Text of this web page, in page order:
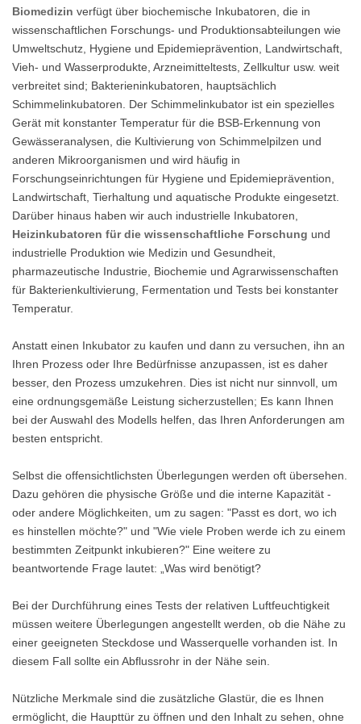
Biomedizin verfügt über biochemische Inkubatoren, die in
wissenschaftlichen Forschungs- und Produktionsabteilungen wie
Umweltschutz, Hygiene und Epidemieprävention, Landwirtschaft,
Vieh- und Wasserprodukte, Arzneimitteltests, Zellkultur usw. weit
verbreitet sind; Bakterieninkubatoren, hauptsächlich
Schimmelinkubatoren. Der Schimmelinkubator ist ein spezielles
Gerät mit konstanter Temperatur für die BSB-Erkennung von
Gewässeranalysen, die Kultivierung von Schimmelpilzen und
anderen Mikroorganismen und wird häufig in
Forschungseinrichtungen für Hygiene und Epidemieprävention,
Landwirtschaft, Tierhaltung und aquatische Produkte eingesetzt.
Darüber hinaus haben wir auch industrielle Inkubatoren,
Heizinkubatoren für die wissenschaftliche Forschung und
industrielle Produktion wie Medizin und Gesundheit,
pharmazeutische Industrie, Biochemie und Agrarwissenschaften
für Bakterienkultivierung, Fermentation und Tests bei konstanter
Temperatur.
Anstatt einen Inkubator zu kaufen und dann zu versuchen, ihn an
Ihren Prozess oder Ihre Bedürfnisse anzupassen, ist es daher
besser, den Prozess umzukehren. Dies ist nicht nur sinnvoll, um
eine ordnungsgemäße Leistung sicherzustellen; Es kann Ihnen
bei der Auswahl des Modells helfen, das Ihren Anforderungen am
besten entspricht.
Selbst die offensichtlichsten Überlegungen werden oft übersehen.
Dazu gehören die physische Größe und die interne Kapazität -
oder andere Möglichkeiten, um zu sagen: "Passt es dort, wo ich
es hinstellen möchte?" und "Wie viele Proben werde ich zu einem
bestimmten Zeitpunkt inkubieren?" Eine weitere zu
beantwortende Frage lautet: „Was wird benötigt?
Bei der Durchführung eines Tests der relativen Luftfeuchtigkeit
müssen weitere Überlegungen angestellt werden, ob die Nähe zu
einer geeigneten Steckdose und Wasserquelle vorhanden ist. In
diesem Fall sollte ein Abflussrohr in der Nähe sein.
Nützliche Merkmale sind die zusätzliche Glastür, die es Ihnen
ermöglicht, die Haupttür zu öffnen und den Inhalt zu sehen, ohne